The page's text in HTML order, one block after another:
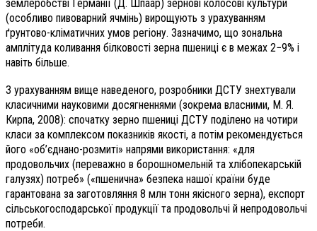
землеробстві Германії (Д. Шпаар) зернові колосові культури
(особливо пивоварний ячмінь) вирощують з урахуванням
ґрунтово-кліматичних умов регіону. Зазначимо, що зональна
амплітуда коливання білковості зерна пшениці є в межах 2−9% і
навіть більше.
З урахуванням вище наведеного, розробники ДСТУ знехтували
класичними науковими досягненнями (зокрема власними, М. Я.
Кирпа, 2008): спочатку зерно пшениці ДСТУ поділено на чотири
класи за комплексом показників якості, а потім рекомендується
його «об’єднано-розмиті» напрями використання: «для
продовольчих (переважно в борошномельній та хлібопекарській
галузях) потреб» («пшенична» безпека нашої країни буде
гарантована за заготовляння 8 млн тонн якісного зерна), експорт
сільськогосподарської продукції та продовольчі й непродовольчі
потреби.